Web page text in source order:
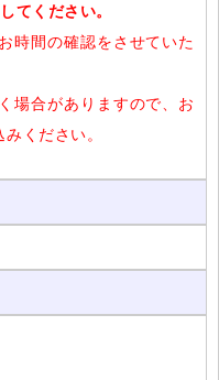
てください。
時間の確認をさせていた
場合がありますので、お
ください。